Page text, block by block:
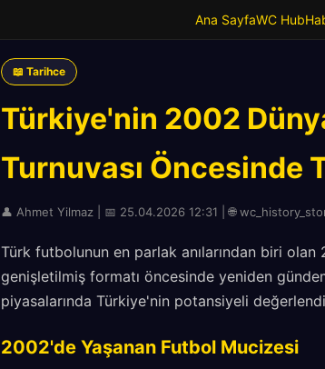
Ana SayfaWC Hub
📖 Tarihce
Türkiye'nin 2002
Turnuvası Öncesinde
👤 Ahmet Yilmaz | 📅 25.04.2026 12:31 | 🌐
Türk futbolunun en parlak anılarından biri olan
genişletilmiş formatı öncesinde yeniden
piyasalarında Türkiye'nin potansiyeli
2002'de Yaşanan Futbol Mucizesi